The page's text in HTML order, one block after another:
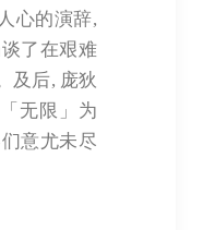
心的演辞,
了在艰难
及后, 庞狄
无限」为
意尤未尽